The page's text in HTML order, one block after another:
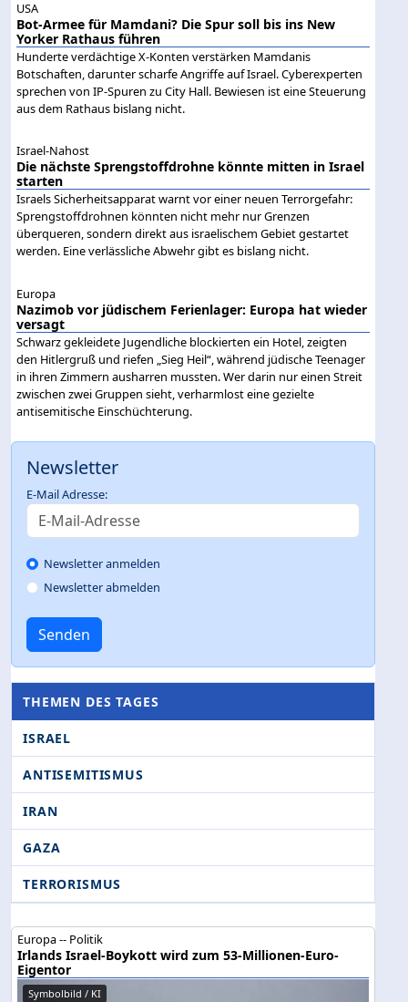
USA
Bot-Armee für Mamdani? Die Spur soll bis ins New
Yorker Rathaus führen
Hunderte verdächtige X-Konten verstärken Mamdanis
Botschaften, darunter scharfe Angriffe auf Israel. Cyberexperten
sprechen von IP-Spuren zu City Hall. Bewiesen ist eine Steuerung
aus dem Rathaus bislang nicht.
Israel-Nahost
Die nächste Sprengstoffdrohne könnte mitten in Israel
starten
Israels Sicherheitsapparat warnt vor einer neuen Terrorgefahr:
Sprengstoffdrohnen könnten nicht mehr nur Grenzen
überqueren, sondern direkt aus israelischem Gebiet gestartet
werden. Eine verlässliche Abwehr gibt es bislang nicht.
Europa
Nazimob vor jüdischem Ferienlager: Europa hat wieder
versagt
Schwarz gekleidete Jugendliche blockierten ein Hotel, zeigten
den Hitlergruß und riefen „Sieg Heil“, während jüdische Teenager
in ihren Zimmern ausharren mussten. Wer darin nur einen Streit
zwischen zwei Gruppen sieht, verharmlost eine gezielte
antisemitische Einschüchterung.
Newsletter
E-Mail Adresse:
Newsletter anmelden
Newsletter abmelden
Senden
THEMEN DES TAGES
ISRAEL
ANTISEMITISMUS
IRAN
GAZA
TERRORISMUS
Europa -- Politik
Irlands Israel-Boykott wird zum 53-Millionen-Euro-
Eigentor
Symbolbild / KI